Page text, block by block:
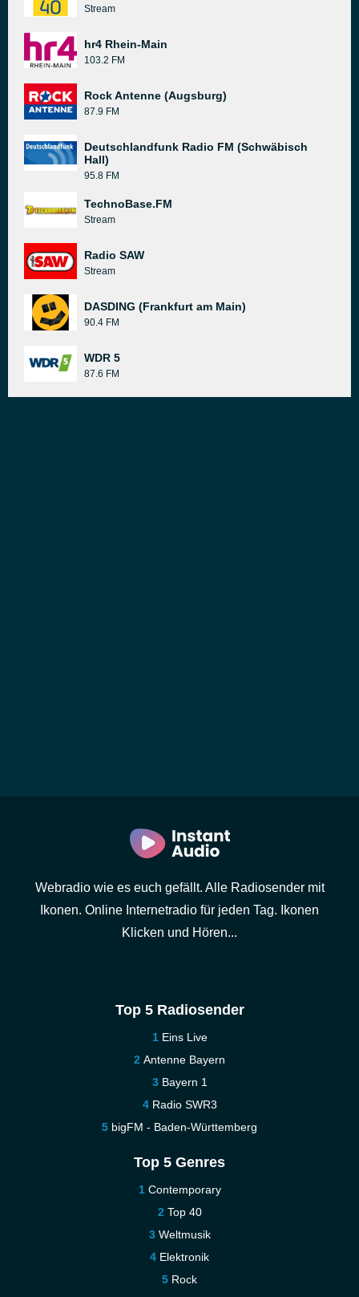
Stream
hr4 Rhein-Main
103.2 FM
Rock Antenne (Augsburg)
87.9 FM
Deutschlandfunk Radio FM (Schwäbisch
Hall)
95.8 FM
TechnoBase.FM
Stream
Radio SAW
Stream
DASDING (Frankfurt am Main)
90.4 FM
WDR 5
87.6 FM
Webradio wie es euch gefällt. Alle Radiosender mit
Ikonen. Online Internetradio für jeden Tag. Ikonen
Klicken und Hören...
Top 5 Radiosender
Eins Live
Antenne Bayern
Bayern 1
Radio SWR3
bigFM - Baden-Württemberg
Top 5 Genres
Contemporary
Top 40
Weltmusik
Elektronik
Rock